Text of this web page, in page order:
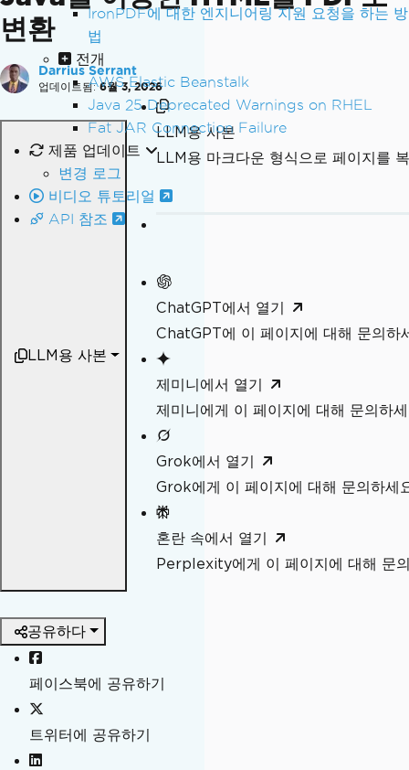
IronPDF에 대한 엔지니어링 지원 요청을 하는 방
법
전개
AWS Elastic Beanstalk
Java 25 Deprecated Warnings on RHEL
Fat JAR Connection Failure
제품 업데이트
변경 로그
비디오 튜토리얼
API 참조
변환
Darrius Serrant
업데이트됨: 6월 3, 2026
LLM용 사본
LLM용 사본
LLM용 마크다운 형식으로 페이지를
ChatGPT에서 열기
ChatGPT에 이 페이지에 대해 문의하
제미니에서 열기
제미니에게 이 페이지에 대해 문의하
Grok에서 열기
Grok에게 이 페이지에 대해 문의하세
혼란 속에서 열기
Perplexity에게 이 페이지에 대해 문
공유하다
페이스북에 공유하기
트위터에 공유하기